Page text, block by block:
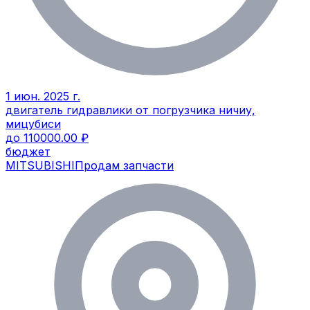
1 июн. 2025 г.
двигатель гидравлики от погрузчика ничиу,
мицубиси
до 110000.00 ₽
бюджет
MITSUBISHIПродам запчасти